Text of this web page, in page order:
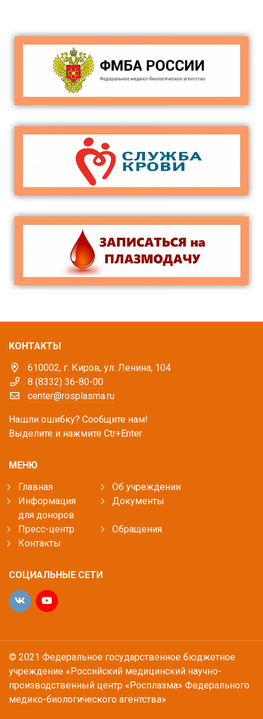
КОНТАКТЫ
610002, г. Киров, ул. Ленина, 104
8 (8332) 36-80-00
center@rosplasma.ru
Нашли ошибку? Сообщите нам!
Выделите и нажмите Ctr+Enter
МЕНЮ
Главная
Об учреждении
Информация
для доноров
Документы
Пресс-центр
Обращения
Контакты
СОЦИАЛЬНЫЕ СЕТИ
© 2021 Федеральное государственное бюджетное
учреждение «Российский медицинский научно-
производственный центр «Росплазма» Федерального
медико-биологического агентства»